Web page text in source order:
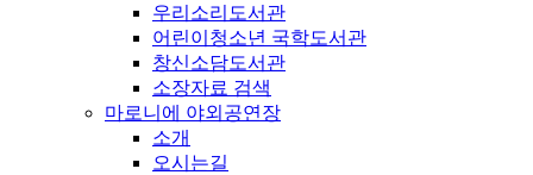
우리소리도서관
어린이청소년 국학도서관
창신소담도서관
소장자료 검색
마로니에 야외공연장
소개
오시는길